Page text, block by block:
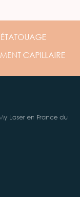
CAPILLAIRE
Laser en France du